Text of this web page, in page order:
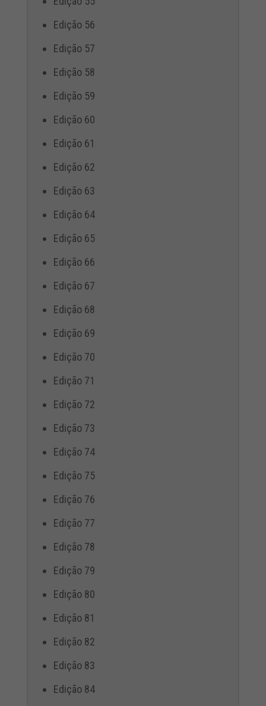
Edição 56
Edição 57
Edição 58
Edição 59
Edição 60
Edição 61
Edição 62
Edição 63
Edição 64
Edição 65
Edição 66
Edição 67
Edição 68
Edição 69
Edição 70
Edição 71
Edição 72
Edição 73
Edição 74
Edição 75
Edição 76
Edição 77
Edição 78
Edição 79
Edição 80
Edição 81
Edição 82
Edição 83
Edição 84